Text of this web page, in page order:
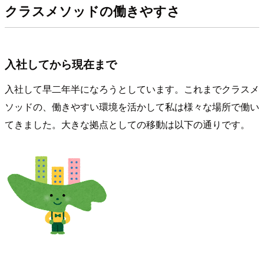
クラスメソッドの働きやすさ
入社してから現在まで
入社して早二年半になろうとしています。これまでクラスメ
ソッドの、働きやすい環境を活かして私は様々な場所で働い
てきました。大きな拠点としての移動は以下の通りです。